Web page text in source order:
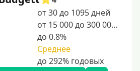
от 30 до 1095 дней
от 15 000 до 300 000 ₽
до 0.8%
Среднее